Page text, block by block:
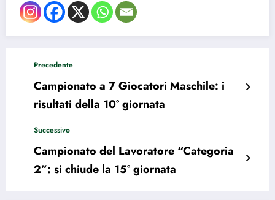
Precedente
Campionato a 7 Giocatori Maschile: i
risultati della 10° giornata
Successivo
Campionato del Lavoratore “Categoria
2”: si chiude la 15° giornata